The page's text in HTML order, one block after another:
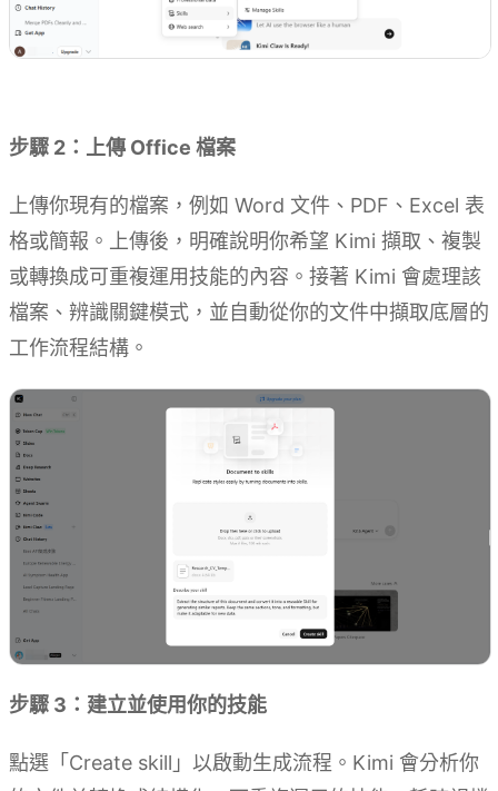
步驟 2：上傳 Office 檔案
上傳你現有的檔案，例如 Word 文件、PDF、Excel 表
格或簡報。上傳後，明確說明你希望 Kimi 擷取、複製
或轉換成可重複運用技能的內容。接著 Kimi 會處理該
檔案、辨識關鍵模式，並自動從你的文件中擷取底層的
工作流程結構。
步驟 3：建立並使用你的技能
點選「Create skill」以啟動生成流程。Kimi 會分析你